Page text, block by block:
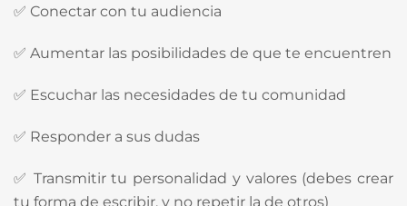
✅ Conectar con tu audiencia
✅ Aumentar las posibilidades de que te encuentren
✅ Escuchar las necesidades de tu comunidad
✅ Responder a sus dudas
✅ Transmitir tu personalidad y valores (debes crear
tu forma de escribir, y no repetir la de otros)